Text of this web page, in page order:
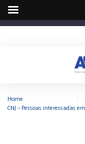
Home
CNJ – Pessoas interessadas